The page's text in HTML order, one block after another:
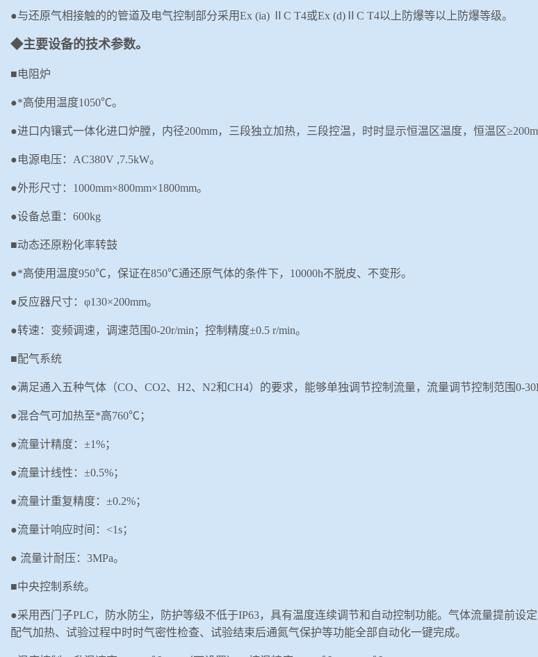
●与还原气相接触的的管道及电气控制部分采用Ex (ia) C T4或Ex (d) C T4以上防爆等以上防爆等级。
◆主要设备的技术参数。
■电阻炉
●*高使用温度1050℃。
●进口内镶式一体化进口炉膛，内径200mm，三段独立加热，三段控温，时时显示恒温区温度，恒温区≥2
●电源电压： AC380V ,7.5kW。
●外形尺寸： 1000mm×800mm×1800mm。
●设备总重： 600kg
■动态还原粉化率转鼓
●*高使用温度950℃，保证在850℃通还原气体的条件下， 10000h不脱皮、不变形。
●反应器尺寸： φ130×200mm。
●转速：变频调速， 调速范围0-20r/min ；控制精度±0.5 r/min。
■配气系统
●满足通入五种气体（CO、 CO2、 H2、 N2和CH4）的要求，能够单独调节控制流量，流量调节控制范围0-
●混合气可加热至*高760℃；
●流量计精度： ±1%；
●流量计线性： ±0.5%；
●流量计重复精度： ±0.2%；
●流量计响应时间： <1s；
● 流量计耐压： 3MPa。
■中央控制系统。
●采用西门子PLC ， 防水防尘，防护等级不低于IP63，具有温度连续调节和自动控制功能。气体流量提前设
配气加热、试验过程中时时气密性检查、试验结束后通氮气保护等功能全部自动化一键完成。